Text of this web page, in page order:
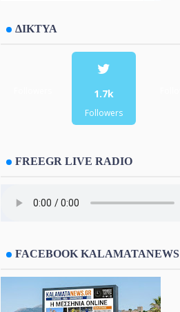
ΔΙΚΤΥΑ
1.7k
Followers
FREEGR LIVE RADIO
FACEBOOK KALAMATANEWS